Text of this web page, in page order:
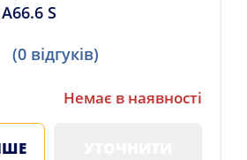
S
(0 відгуків)
Немає в наявності